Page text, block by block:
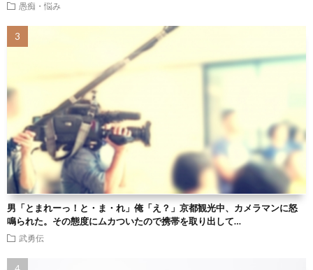
愚痴・悩み
男「とまれーっ！と・ま・れ」俺「え？」京都観光中、カメラマンに怒
鳴られた。その態度にムカついたので携帯を取り出して…
武勇伝